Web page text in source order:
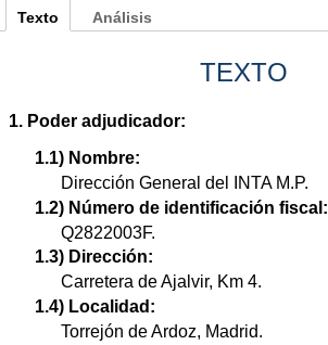
Texto
TEXTO
1. Poder adjudicador:
1.1) Nombre:
Dirección General del INTA M.P.
1.2) Número de identificación fiscal:
Q2822003F.
1.3) Dirección:
Carretera de Ajalvir, Km 4.
1.4) Localidad:
Torrejón de Ardoz, Madrid.
Análisis